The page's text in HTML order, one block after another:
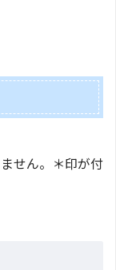
せん。＊印が付